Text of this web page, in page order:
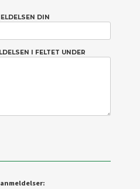
DIN
I FELTET UNDER